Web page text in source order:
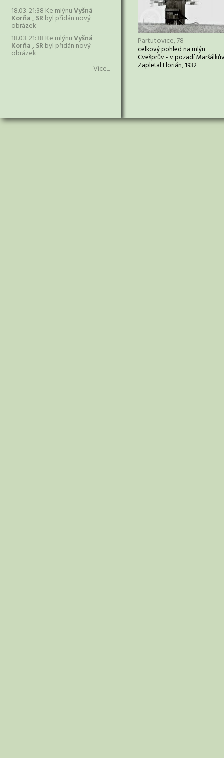
18.03. 21:38 Ke mlýnuVyšná
Korňa , SRbyl přidán nový
obrázek
18.03. 21:38 Ke mlýnuVyšná
Korňa , SRbyl přidán nový
obrázek
Více...
Partutovice, 78
celkový pohled na mlýn
Cvešprův - v pozadí
Zapletal Florián, 1932